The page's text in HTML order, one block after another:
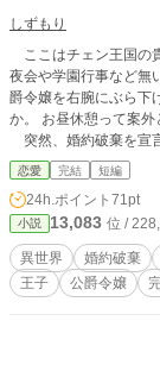
しずもり
ここはチェン王国の
夜会や学園行事など無
爵令嬢を右腕にぶら下
か。 お昼休憩って案外と短いのですけど、私、まだお昼食べていませんのよ？
突然、婚約破棄を宣
リア・べルージュ公爵
ソン伯爵令嬢、グレイ
たちと昼食を取る為食堂の席に座っ
男爵令嬢を連れた第
をテーブルに叩きつけたのだった。 よくある婚
ぁ」は微ざまぁ程度です。 ＊なんちゃって異世界モノの緩い設定
人物の言葉遣い等（特
恋愛 完結 短編
24h.ポイント 71pt
小説 13,083 位 /
異世界 婚約破棄
王子
公爵令嬢